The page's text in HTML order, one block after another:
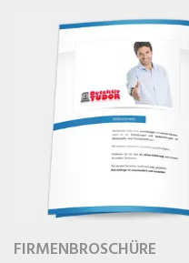
FIRMENBROSCHÜRE